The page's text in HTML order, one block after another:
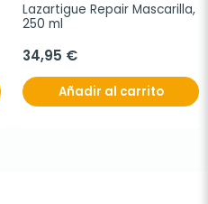
Lazartigue Repair Mascarilla,
250 ml
34,95 €
Añadir al carrito